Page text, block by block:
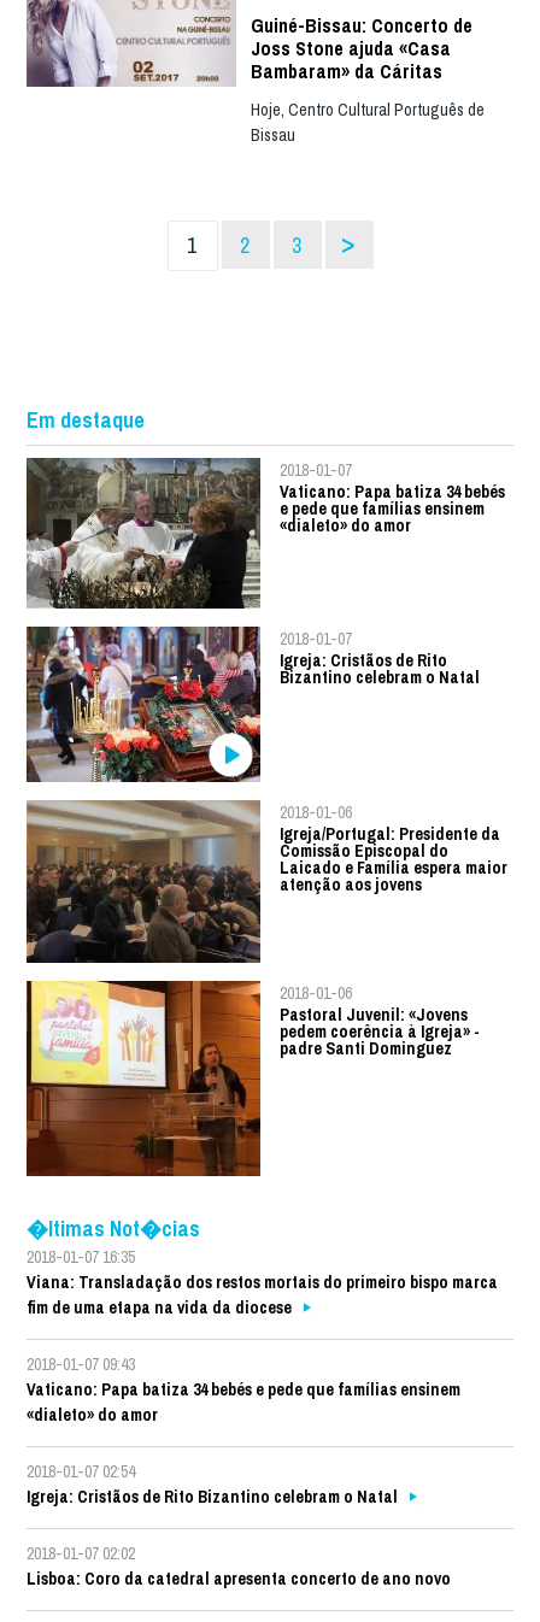
Guiné-Bissau: Concerto de
Joss Stone ajuda «Casa
Bambaram» da Cáritas
Hoje, Centro Cultural Português de
Bissau
1 2 3 >
Em destaque
2018-01-07
Vaticano: Papa batiza 34 bebés
e pede que famílias ensinem
«dialeto» do amor
2018-01-07
Igreja: Cristãos de Rito
Bizantino celebram o Natal
2018-01-06
Igreja/Portugal: Presidente da
Comissão Episcopal do
Laicado e Família espera maior
atenção aos jovens
2018-01-06
Pastoral Juvenil: «Jovens
pedem coerência à Igreja» -
padre Santi Dominguez
�ltimas Not�cias
2018-01-07 16:35
Viana: Transladação dos restos mortais do primeiro bispo marca
fim de uma etapa na vida da diocese
2018-01-07 09:43
Vaticano: Papa batiza 34 bebés e pede que famílias ensinem
«dialeto» do amor
2018-01-07 02:54
Igreja: Cristãos de Rito Bizantino celebram o Natal
2018-01-07 02:02
Lisboa: Coro da catedral apresenta concerto de ano novo